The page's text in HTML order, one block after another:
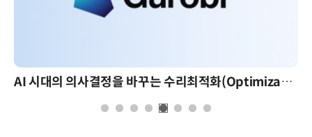
AI 시대의 의사결정을 바꾸는 수리최적화(Optimization): 실제 산업 적용 사례와 활용 전략